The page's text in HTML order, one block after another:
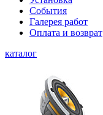
События
Галерея работ
Оплата и возврат
каталог